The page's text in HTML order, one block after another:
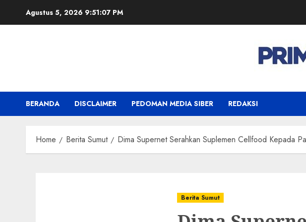
Agustus 5, 2026 9:51:09 PM
BERANDA DISCLAIMER PEDOMAN MEDIA SIBER REDAKSI
Home Berita Sumut Dima Supernet Serahkan Suplemen Cellfood Kepada
Berita Sumut